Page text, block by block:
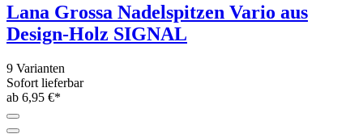
Lana Grossa Nadelspitzen Vario aus
Design-Holz SIGNAL
9 Varianten
Sofort lieferbar
ab 6,95 €*